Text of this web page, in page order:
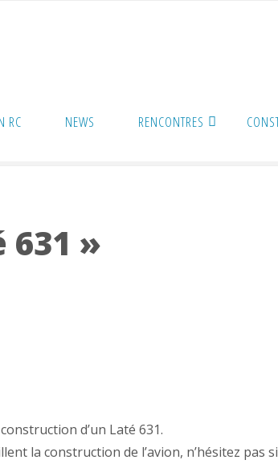
RC NEWS RENCONTRES
»
d’un Laté 631.
la construction de l’avion, n’hésitez pas